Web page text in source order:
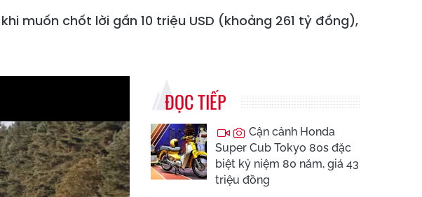
muốn chốt lời gần 10 triệu USD (khoảng 261 tỷ đồng),
ĐỌC TIẾP
Cận cảnh Honda
Super Cub Tokyo 80s đặc
biệt kỷ niệm 80 năm, giá 43
triệu đồng